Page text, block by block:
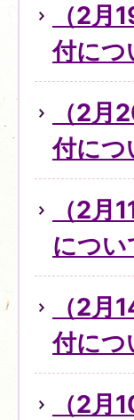
（2
付につ
（2
付につ
（2
につい
（2
付につ
（2